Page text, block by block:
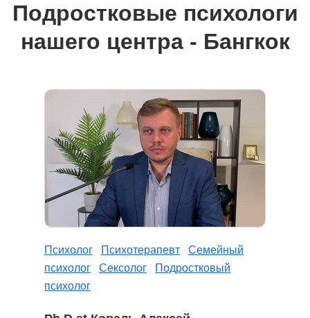
Подростковые психологи
нашего центра - Бангкок
Психолог Психотерапевт
Семейный
психолог
Сексолог
Подростковый
психолог